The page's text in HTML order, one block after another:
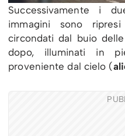
Successivamente i
immagini sono
circondati dal buio
dopo, illuminati in
proveniente dal cielo (